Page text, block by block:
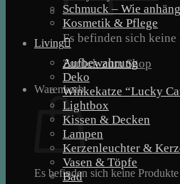
Es befinden sich
Zurück zum Shop
Warenkorb
Es befinden sich keine
Schmuck – Wie
Kosmetik & Pflege
Living
Aufbewahrung
Deko
Winkekatze “Lucky
Lightbox
Kissen & Decken
Lampen
Kerzenleuchter &
Vasen & Töpfe
Bad